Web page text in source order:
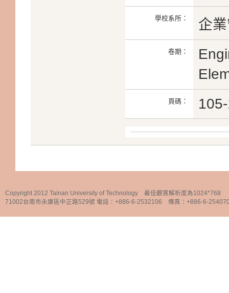
學校系所： 企
卷期：
頁碼：
Copyright 2012 Tainan University of Technology 最佳觀賞解析度為1024*768
71002台南市永康區中正路529號 電話：+886-6-2532106 傳真：+886-6-